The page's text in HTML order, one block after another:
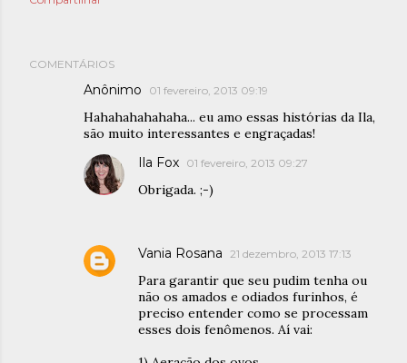
COMENTÁRIOS
Anônimo 01 fevereiro, 2013 09:19
Hahahahahahaha... eu amo essas histórias da Ila,
são muito interessantes e engraçadas!
Ila Fox 01 fevereiro, 2013 09:27
Obrigada. ;-)
Vania Rosana 21 dezembro, 2013 17:13
Para garantir que seu pudim tenha ou
não os amados e odiados furinhos, é
preciso entender como se processam
esses dois fenômenos. Aí vai: